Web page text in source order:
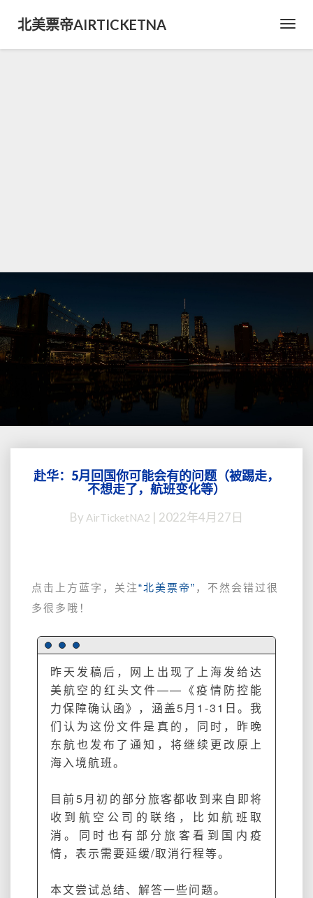
北美票帝AIRTICKETNA
赴
华：
月
可
题
（被
踢
走，
想
航
班
变
化
等）
赴华：5月回国你可能会有的问题（被踢走，
不想走了，航班变化等）
By AirTicketNA2 2022年4月27日
点击上方蓝字，关注“北美票帝” ，不然会错过很
多很多哦！
昨天发稿后，网上出现了上海发给达
美航空的红头文件——《疫情防控能
力保障确认函》，涵盖5月1-31日。我
们认为这份文件是真的，同时，昨晚
东航也发布了通知，将继续更改原上
海入境航班。
目前5月初的部分旅客都收到来自即将
收到航空公司的联络，比如航班取
消。同时也有部分旅客看到国内疫
情，表示需要延缓/取消行程等。
本文尝试总结、解答一些问题。